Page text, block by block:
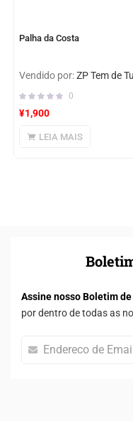
Palha da Costa
Vendido por:ZP Tem de
0
¥1,900
LEIA MAIS
Assine nosso Boletim
por dentro de todas as